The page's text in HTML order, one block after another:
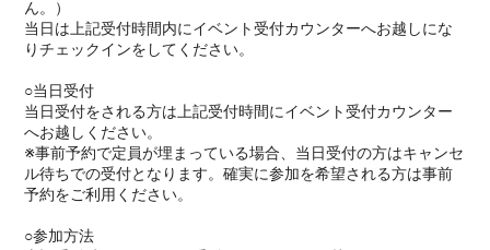
ん。）
当日は上記受付時間内にイベント受付カウンターへお越しにな
りチェックインをしてください。
○当日受付
当日受付をされる方は上記受付時間にイベント受付カウンター
へお越しください。
※事前予約で定員が埋まっている場合、当日受付の方はキャンセ
ル待ちでの受付となります。確実に参加を希望される方は事前
予約をご利用ください。
○参加方法